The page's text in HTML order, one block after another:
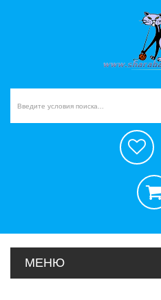
МЕНЮ